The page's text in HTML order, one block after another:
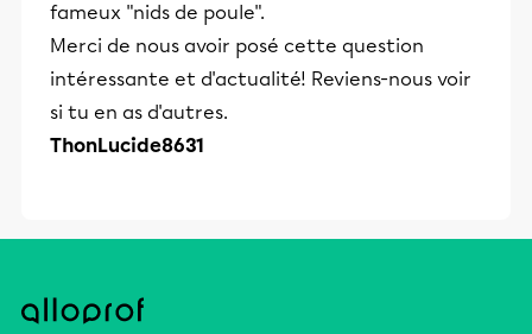
fameux "nids de poule".
Merci de nous avoir posé cette question
intéressante et d'actualité! Reviens-nous voir
si tu en as d'autres.
ThonLucide8631